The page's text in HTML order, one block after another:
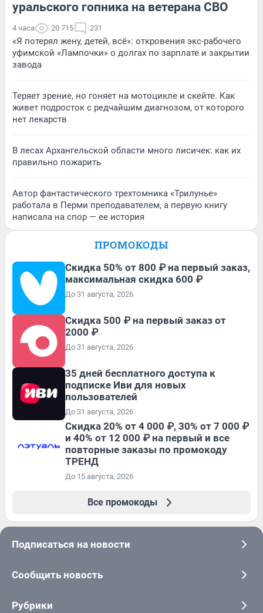
уральского гопника на ветерана СВО
4 часа 20 715 231
«Я потерял жену, детей, всё»: откровения экс-рабочего
уфимской «Лампочки» о долгах по зарплате и закрытии
завода
Теряет зрение, но гоняет на мотоцикле и скейте. Как
живет подросток с редчайшим диагнозом, от которого
нет лекарств
В лесах Архангельской области много лисичек: как их
правильно пожарить
Автор фантастического трехтомника «Трилунье»
работала в Перми преподавателем, а первую книгу
написала на спор — ее история
ПРОМОКОДЫ
Скидка 50% от 800 ₽ на первый заказ,
максимальная скидка 600 ₽
До 31 августа, 2026
Скидка 500 ₽ на первый заказ от
2000 ₽
До 31 августа, 2026
35 дней бесплатного доступа к
подписке Иви для новых
пользователей
До 31 августа, 2026
Скидка 20% от 4 000 ₽, 30% от 7 000 ₽
и 40% от 12 000 ₽ на первый и все
повторные заказы по промокоду
ТРЕНД
До 15 августа, 2026
Все промокоды
Подписаться на новости
Сообщить новость
Рубрики